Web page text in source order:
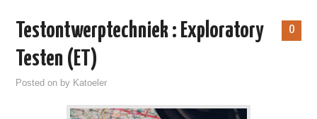
0
Testontwerptechniek : Exploratory
Testen (ET)
Posted on by Katoeler